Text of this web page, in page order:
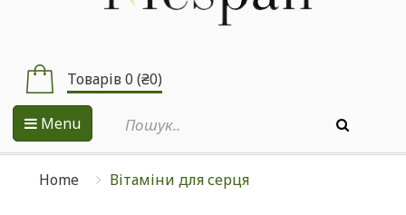
Товарів 0 (₴0)
Menu
Home Вітаміни для серця